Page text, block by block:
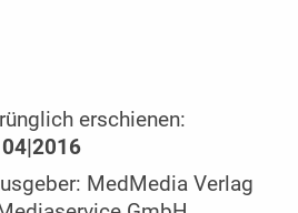
erschienen:
MedMedia Verlag